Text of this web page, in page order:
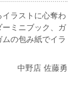
ラストに心奪わ
ミニブック、ガ
の包み紙でイラ
中野店 佐藤勇